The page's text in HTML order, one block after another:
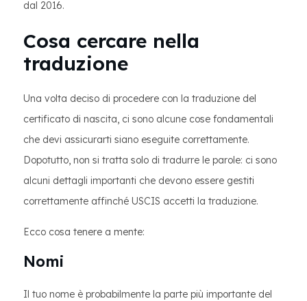
dal 2016.
Cosa cercare nella
traduzione
Una volta deciso di procedere con la traduzione del
certificato di nascita, ci sono alcune cose fondamentali
che devi assicurarti siano eseguite correttamente.
Dopotutto, non si tratta solo di tradurre le parole: ci sono
alcuni dettagli importanti che devono essere gestiti
correttamente affinché USCIS accetti la traduzione.
Ecco cosa tenere a mente:
Nomi
Il tuo nome è probabilmente la parte più importante del